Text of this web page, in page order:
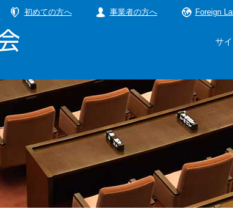
初めての方へ 事業者の方へ Foreign
サ